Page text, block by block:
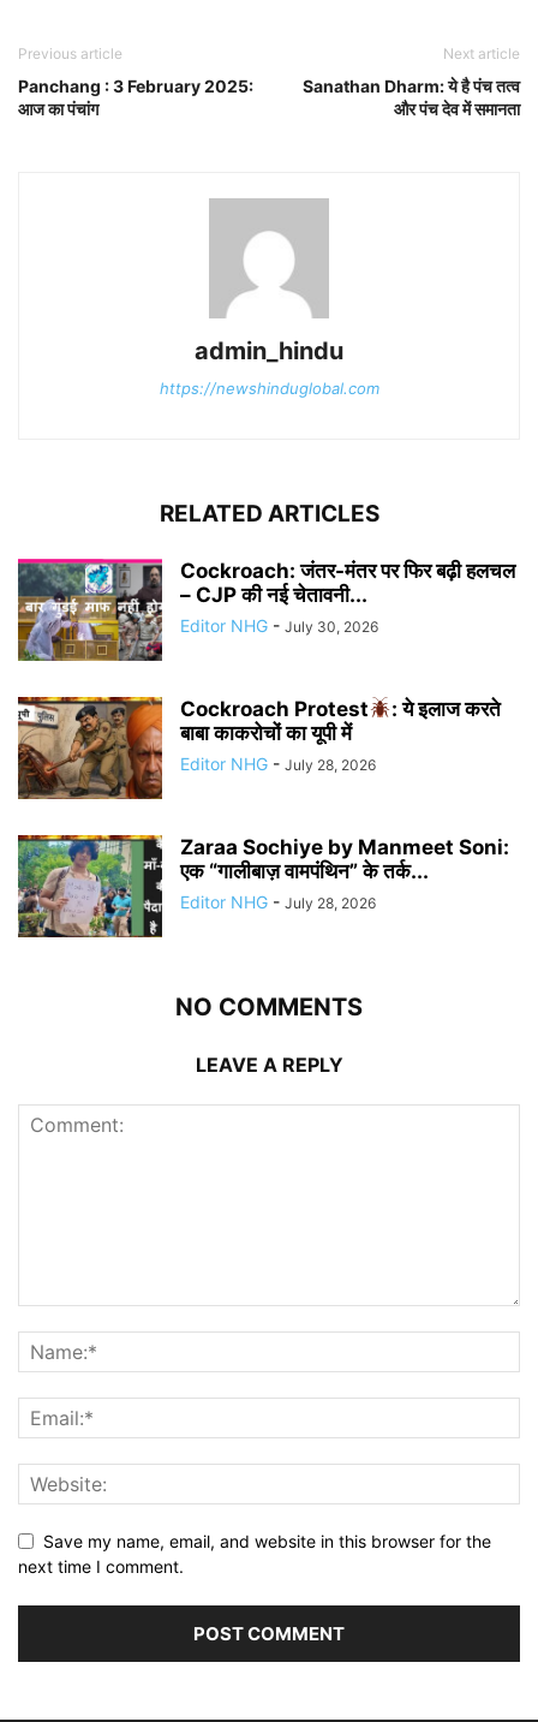
Previous article
Panchang : 3 February 2025:
आज का पंचांग
Next article
Sanathan Dharm: ये है पंच तत्व
और पंच देव में समानता
admin_hindu
https://newshinduglobal.com
RELATED ARTICLES
Cockroach: जंतर-मंतर पर फिर बढ़ी हलचल
– CJP की नई चेतावनी...
Editor NHG - July 30, 2026
Cockroach Protest
: ये इलाज करते
बाबा काकरोचों का यूपी में
Editor NHG - July 28, 2026
Zaraa Sochiye by Manmeet Soni:
एक “गालीबाज़ वामपंथिन” के तर्क...
Editor NHG - July 28, 2026
NO COMMENTS
LEAVE A REPLY
Save my name, email, and website in this browser for the
next time I comment.